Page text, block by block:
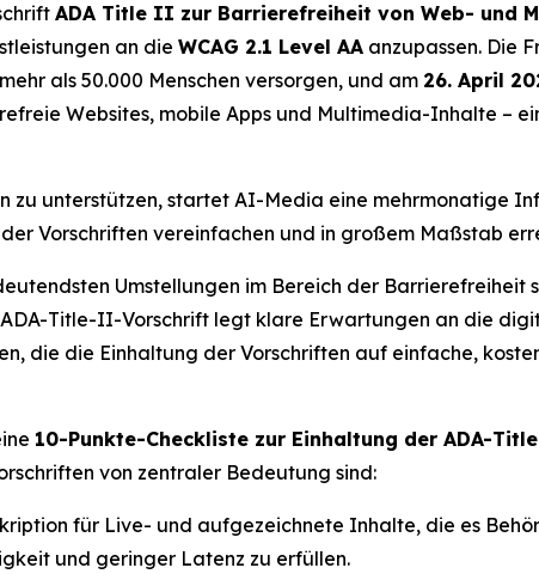
ADA Title II zur Barrierefreiheit von Web- und
an die WCAG 2.1 Level AA anzupassen. Die
als 50.000 Menschen versorgen, und am 26. April
Websites, mobile Apps und Multimedia-Inhalte –
zu unterstützen, startet AI-Media eine mehrmonatige
Vorschriften vereinfachen und in großem Maßstab
Umstellungen im Bereich der Barrierefreiheit
ADA-Title-II-Vorschrift legt klare Erwartungen an die
die die Einhaltung der Vorschriften auf einfache,
10-Punkte-Checkliste zur Einhaltung der ADA-
von zentraler Bedeutung sind:
für Live- und aufgezeichnete Inhalte, die es
und geringer Latenz zu erfüllen.